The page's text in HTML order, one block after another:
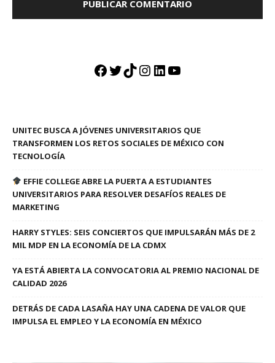
Facebook
Twitter
TikTok
Instagram
LinkedIn
YouTube
UNITEC BUSCA A JÓVENES UNIVERSITARIOS QUE
TRANSFORMEN LOS RETOS SOCIALES DE MÉXICO CON
TECNOLOGÍA
EFFIE COLLEGE ABRE LA PUERTA A ESTUDIANTES
UNIVERSITARIOS PARA RESOLVER DESAFÍOS REALES DE
MARKETING
HARRY STYLES: SEIS CONCIERTOS QUE IMPULSARÁN MÁS DE 2
MIL MDP EN LA ECONOMÍA DE LA CDMX
YA ESTÁ ABIERTA LA CONVOCATORIA AL PREMIO NACIONAL DE
CALIDAD 2026
DETRÁS DE CADA LASAÑA HAY UNA CADENA DE VALOR QUE
IMPULSA EL EMPLEO Y LA ECONOMÍA EN MÉXICO